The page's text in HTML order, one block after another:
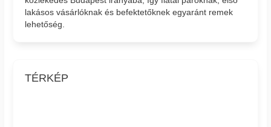
lakásos vásárlóknak és befektetőknek egyaránt remek
lehetőség.
TÉRKÉP